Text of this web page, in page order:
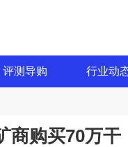
评测导购 行业动
商购买70万干